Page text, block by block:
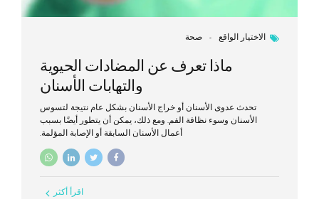
الاختيار الواقع صحة
ماذا تعرف عن المضادات الحيوية
والتهابات الأسنان
تحدث عدوى الأسنان أو خراج الأسنان بشكل عام نتيجة لتسوس
الأسنان وسوء نظافة الفم. ومع ذلك، يمكن أن يتطور أيضًا بسبب
أعمال الأسنان السابقة أو الإصابة المؤلمة.
اقرأ أكثر